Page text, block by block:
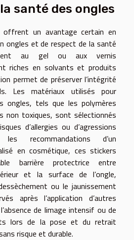
santé des ongles
offrent un avantage certain en
ongles et de respect de la santé
au gel ou aux vernis
riches en solvants et produits
permet de préserver l’intégrité
Les matériaux utilisés pour
ongles, tels que les polymères
non toxiques, sont sélectionnés
d’allergies ou d’agressions
les recommandations d’un
en cosmétique, ces stickers
barrière protectrice entre
et la surface de l’ongle,
ou le jaunissement
après l’application d’autres
de limage intensif ou de
lors de la pose et du retrait
risque et durable.